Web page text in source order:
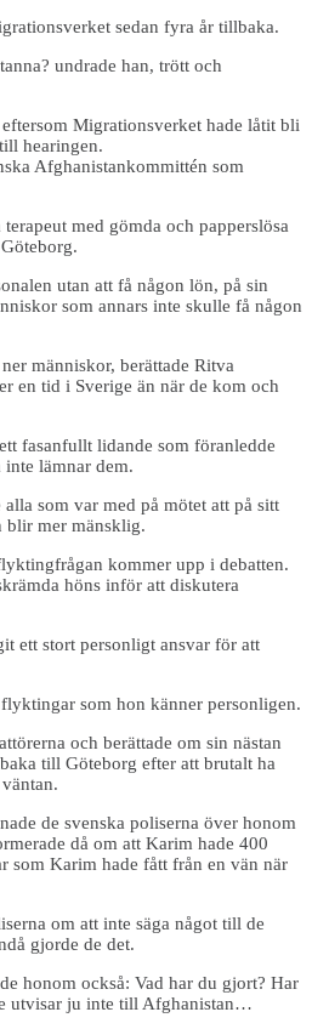
sedan fyra år tillbaka.
undrade han, trött och
Migrationsverket hade låtit bli
hearingen.
Afghanistankommittén som
med gömda och papperslösa
utan att få någon lön, på sin
som annars inte skulle få någon
berättade Ritva
en tid i Sverige än när de kom och
lidande som föranledde
lämnar dem.
som var med på mötet att på sitt
mer mänsklig.
kommer upp i debatten.
höns inför att diskutera
ett stort personligt ansvar för att
som hon känner personligen.
och berättade om sin nästan
till Göteborg efter att brutalt ha
de svenska poliserna över honom
då om att Karim hade 400
som Karim hade fått från en vän när
om att inte säga något till de
gjorde de det.
honom också: Vad har du gjort? Har
utvisar ju inte till Afghanistan…